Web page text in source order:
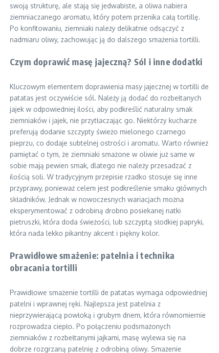
swoją strukturę, ale stają się jedwabiste, a oliwa nabiera
ziemniaczanego aromatu, który potem przenika całą tortillę.
Po konfitowaniu, ziemniaki należy delikatnie odsączyć z
nadmiaru oliwy, zachowując ją do dalszego smażenia tortilli.
Czym doprawić masę jajeczną? Sól i inne dodatki
Kluczowym elementem doprawienia masy jajecznej w tortilli de
patatas jest oczywiście sól. Należy ją dodać do rozbełtanych
jajek w odpowiedniej ilości, aby podkreślić naturalny smak
ziemniaków i jajek, nie przytłaczając go. Niektórzy kucharze
preferują dodanie szczypty świeżo mielonego czarnego
pieprzu, co dodaje subtelnej ostrości i aromatu. Warto również
pamiętać o tym, że ziemniaki smażone w oliwie już same w
sobie mają pewien smak, dlatego nie należy przesadzać z
ilością soli. W tradycyjnym przepisie rzadko stosuje się inne
przyprawy, ponieważ celem jest podkreślenie smaku głównych
składników. Jednak w nowoczesnych wariacjach można
eksperymentować z odrobiną drobno posiekanej natki
pietruszki, która doda świeżości, lub szczyptą słodkiej papryki,
która nada lekko pikantny akcent i piękny kolor.
Prawidłowe smażenie: patelnia i technika
obracania tortilli
Prawidłowe smażenie tortilli de patatas wymaga odpowiedniej
patelni i wprawnej ręki. Najlepsza jest patelnia z
nieprzywierającą powłoką i grubym dnem, która równomiernie
rozprowadza ciepło. Po połączeniu podsmażonych
ziemniaków z rozbełtanymi jajkami, masę wylewa się na
dobrze rozgrzaną patelnię z odrobiną oliwy. Smażenie